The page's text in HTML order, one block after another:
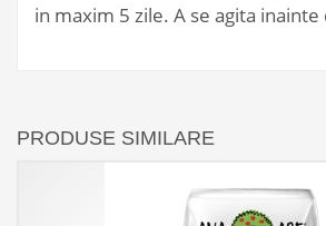
in maxim 5 zile. A se agita
PRODUSE SIMILARE